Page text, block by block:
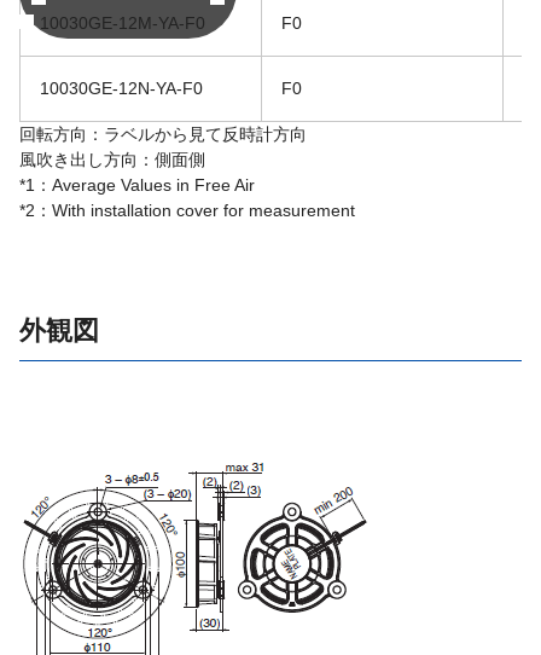
10030GE-12M-YA-F0 F0
10030GE-12N-YA-F0 F0
回転方向：ラベルから見て反時計方向
風吹き出し方向：側面側
*1：Average Values in Free Air
*2：With installation cover for measurement
外観図